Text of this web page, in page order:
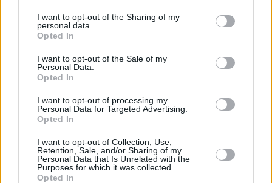
I want to opt-out of the Sharing of my
personal data.
Opted In
I want to opt-out of the Sale of my
Personal Data.
Opted In
I want to opt-out of processing my
Personal Data for Targeted Advertising.
Opted In
I want to opt-out of Collection, Use,
Retention, Sale, and/or Sharing of my
Personal Data that Is Unrelated with the
Purposes for which it was collected.
Opted In
επιχειρούν 50 πυροσβέστες με 3 ομάδες
πεζοπόρων της 4ης και 20ης ΕΜΟΔΕ, 15
οχήματα, ενώ συνδρομή παρέχουν
μηχανήματα έργου και υδροφόρες ΟΤΑ.
Συνεντεύξεις 18/11/2025
Δήμητρα Δερζέκου: «Λέω τη δική μου
αλήθεια»